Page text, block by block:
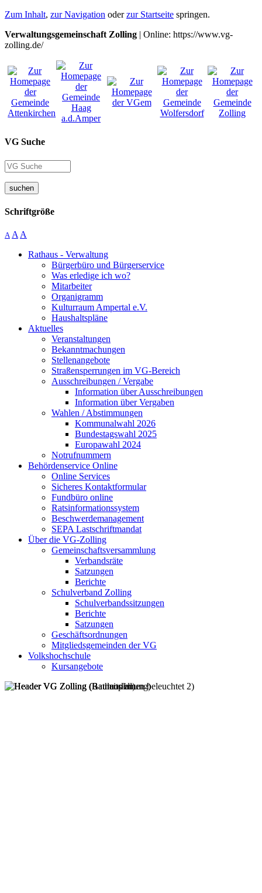
Zum Inhalt, zur Navigation oderzur Startseite springen.
Verwaltungsgemeinschaft Zolling | Online: https://www.vg-
zolling.de/
VG Suche
suchen
Schriftgröße
A A A
Rathaus - Verwaltung
Bürgerbüro und Bürgerservice
Was erledige ich wo?
Mitarbeiter
Organigramm
Kulturraum Ampertal e.V.
Haushaltspläne
Aktuelles
Veranstaltungen
Bekanntmachungen
Stellenangebote
Straßensperrungen im VG-Bereich
Ausschreibungen / Vergabe
Information über Ausschreibungen
Information über Vergaben
Wahlen / Abstimmungen
Kommunalwahl 2026
Bundestagswahl 2025
Europawahl 2024
Notrufnummern
Behördenservice Online
Online Services
Sicheres Kontaktformular
Fundbüro online
Ratsinformationssystem
Beschwerdemanagement
SEPA Lastschriftmandat
Über die VG-Zolling
Gemeinschaftsversammlung
Verbandsräte
Satzungen
Berichte
Schulverband Zolling
Schulverbandssitzungen
Berichte
Satzungen
Geschäftsordnungen
Mitgliedsgemeinden der VG
Volkshochschule
Kursangebote